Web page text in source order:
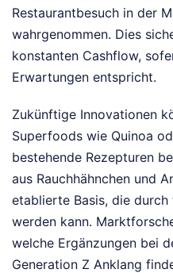
Restaurantbesuch in der
wahrgenommen. Dies
konstanten Cashflow,
Erwartungen entspricht.
Zukünftige Innovationen
Superfoods wie Quinoa
bestehende Rezepturen
aus Rauchhähnchen und
etablierte Basis, die
werden kann.
welche Ergänzungen bei
Generation Z Anklang